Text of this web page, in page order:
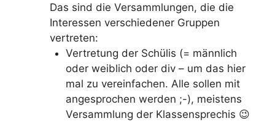
Das sind die Versammlungen, die die
Interessen verschiedener Gruppen
vertreten:
Vertretung der Schülis (= männlich
oder weiblich oder div – um das hier
mal zu vereinfachen. Alle sollen mit
angesprochen werden ;-), meistens
Versammlung der Klassensprechis 😉